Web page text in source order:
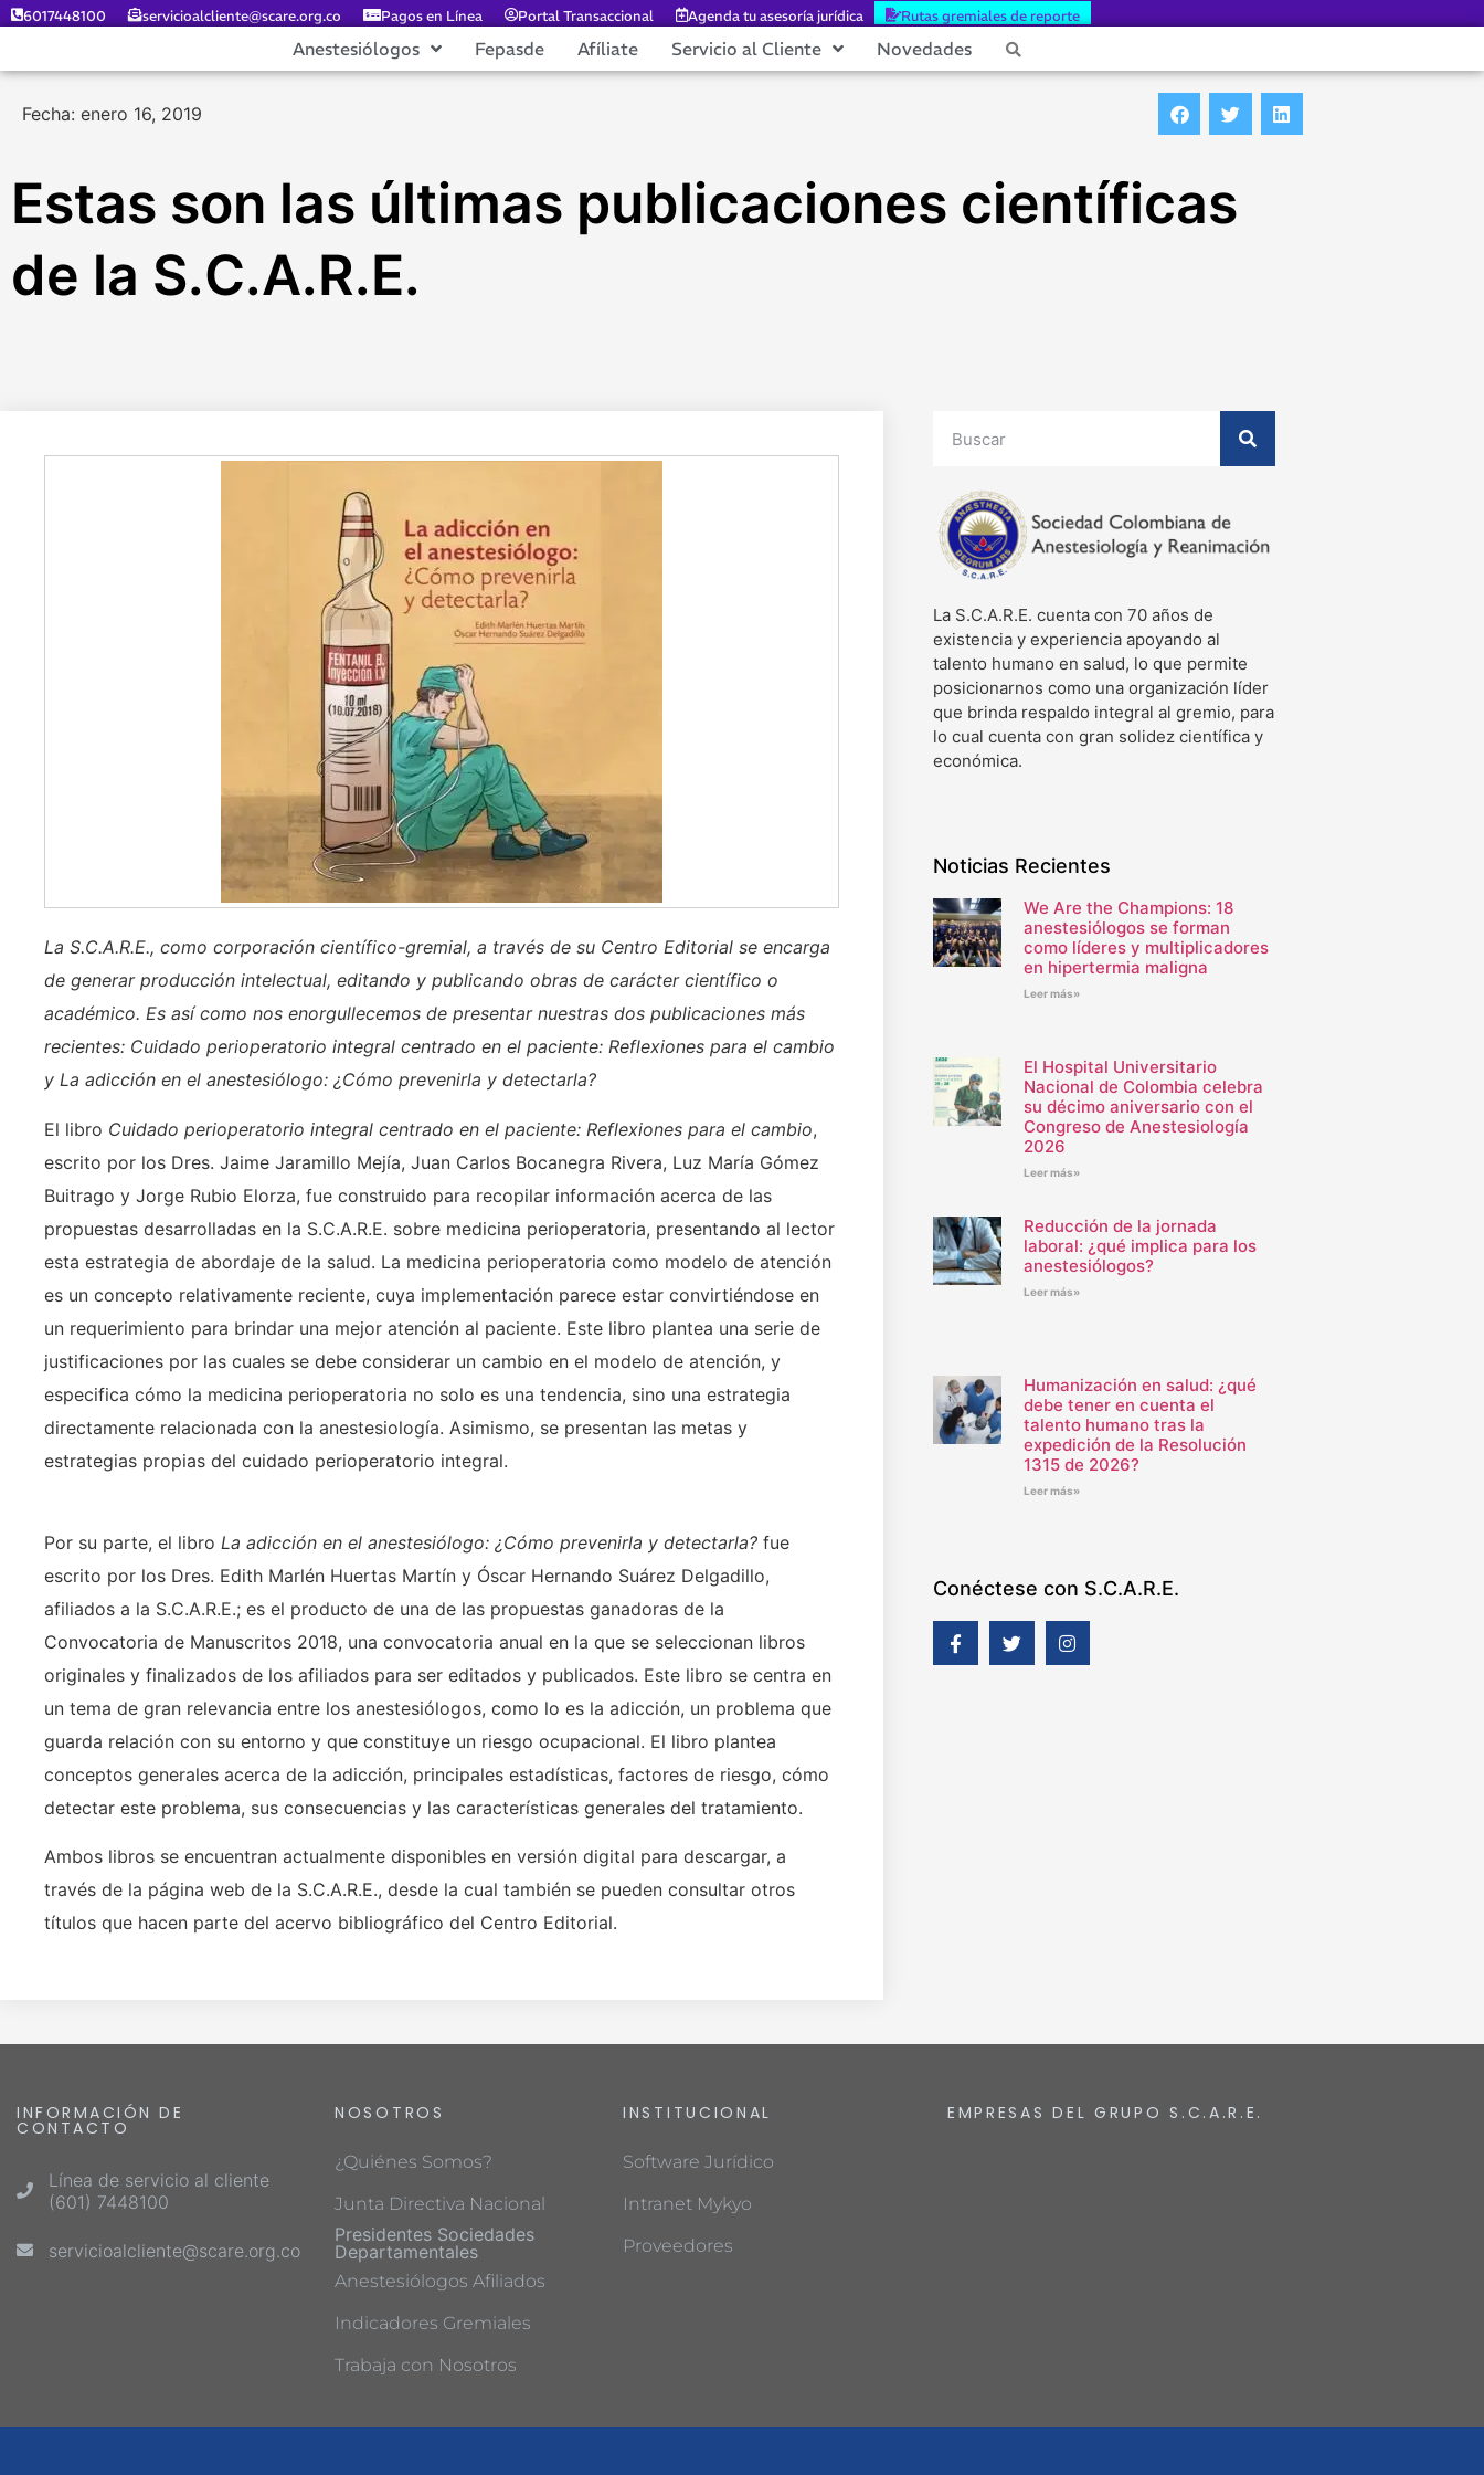
6017448100 servicioalcliente@scare.org.co Pagos en Línea Portal Transaccional Agenda tu asesoría jurídica Rutas gremiales de reporte
Anestesiólogos Fepasde Afíliate Servicio al Cliente Novedades
Fecha: enero 16, 2019
Estas son las últimas publicaciones científicas
de la S.C.A.R.E.
La S.C.A.R.E., como corporación científico-gremial, a través de su Centro Editorial se encarga
de generar producción intelectual, editando y publicando obras de carácter científico o
académico. Es así como nos enorgullecemos de presentar nuestras dos publicaciones más
recientes: Cuidado perioperatorio integral centrado en el paciente: Reflexiones para el cambio
y La adicción en el anestesiólogo: ¿Cómo prevenirla y detectarla?
El libro Cuidado perioperatorio integral centrado en el paciente: Reflexiones para el cambio,
escrito por los Dres. Jaime Jaramillo Mejía, Juan Carlos Bocanegra Rivera, Luz María Gómez
Buitrago y Jorge Rubio Elorza, fue construido para recopilar información acerca de las
propuestas desarrolladas en la S.C.A.R.E. sobre medicina perioperatoria, presentando al lector
esta estrategia de abordaje de la salud. La medicina perioperatoria como modelo de atención
es un concepto relativamente reciente, cuya implementación parece estar convirtiéndose en
un requerimiento para brindar una mejor atención al paciente. Este libro plantea una serie de
justificaciones por las cuales se debe considerar un cambio en el modelo de atención, y
especifica cómo la medicina perioperatoria no solo es una tendencia, sino una estrategia
directamente relacionada con la anestesiología. Asimismo, se presentan las metas y
estrategias propias del cuidado perioperatorio integral.
Por su parte, el libro La adicción en el anestesiólogo: ¿Cómo prevenirla y detectarla? fue
escrito por los Dres. Edith Marlén Huertas Martín y Óscar Hernando Suárez Delgadillo,
afiliados a la S.C.A.R.E.; es el producto de una de las propuestas ganadoras de la
Convocatoria de Manuscritos 2018, una convocatoria anual en la que se seleccionan libros
originales y finalizados de los afiliados para ser editados y publicados. Este libro se centra en
un tema de gran relevancia entre los anestesiólogos, como lo es la adicción, un problema que
guarda relación con su entorno y que constituye un riesgo ocupacional. El libro plantea
conceptos generales acerca de la adicción, principales estadísticas, factores de riesgo, cómo
detectar este problema, sus consecuencias y las características generales del tratamiento.
Ambos libros se encuentran actualmente disponibles en versión digital para descargar, a
través de la página web de la S.C.A.R.E., desde la cual también se pueden consultar otros
títulos que hacen parte del acervo bibliográfico del Centro Editorial.
La S.C.A.R.E. cuenta con 70 años de
existencia y experiencia apoyando al
talento humano en salud, lo que permite
posicionarnos como una organización líder
que brinda respaldo integral al gremio, para
lo cual cuenta con gran solidez científica y
económica.
Noticias Recientes
We Are the Champions: 18
anestesiólogos se forman
como líderes y multiplicadores
en hipertermia maligna
Leer más»
El Hospital Universitario
Nacional de Colombia celebra
su décimo aniversario con el
Congreso de Anestesiología
2026
Leer más»
Reducción de la jornada
laboral: ¿qué implica para los
anestesiólogos?
Leer más»
Humanización en salud: ¿qué
debe tener en cuenta el
talento humano tras la
expedición de la Resolución
1315 de 2026?
Leer más»
Conéctese con S.C.A.R.E.
INFORMACIÓN DE
CONTACTO
Línea de servicio al cliente
(601) 7448100
servicioalcliente@scare.org.co
NOSOTROS
¿Quiénes Somos?
Junta Directiva Nacional
Presidentes Sociedades
Departamentales
Anestesiólogos Afiliados
Indicadores Gremiales
Trabaja con Nosotros
INSTITUCIONAL
Software Jurídico
Intranet Mykyo
Proveedores
EMPRESAS DEL GRUPO S.C.A.R.E.